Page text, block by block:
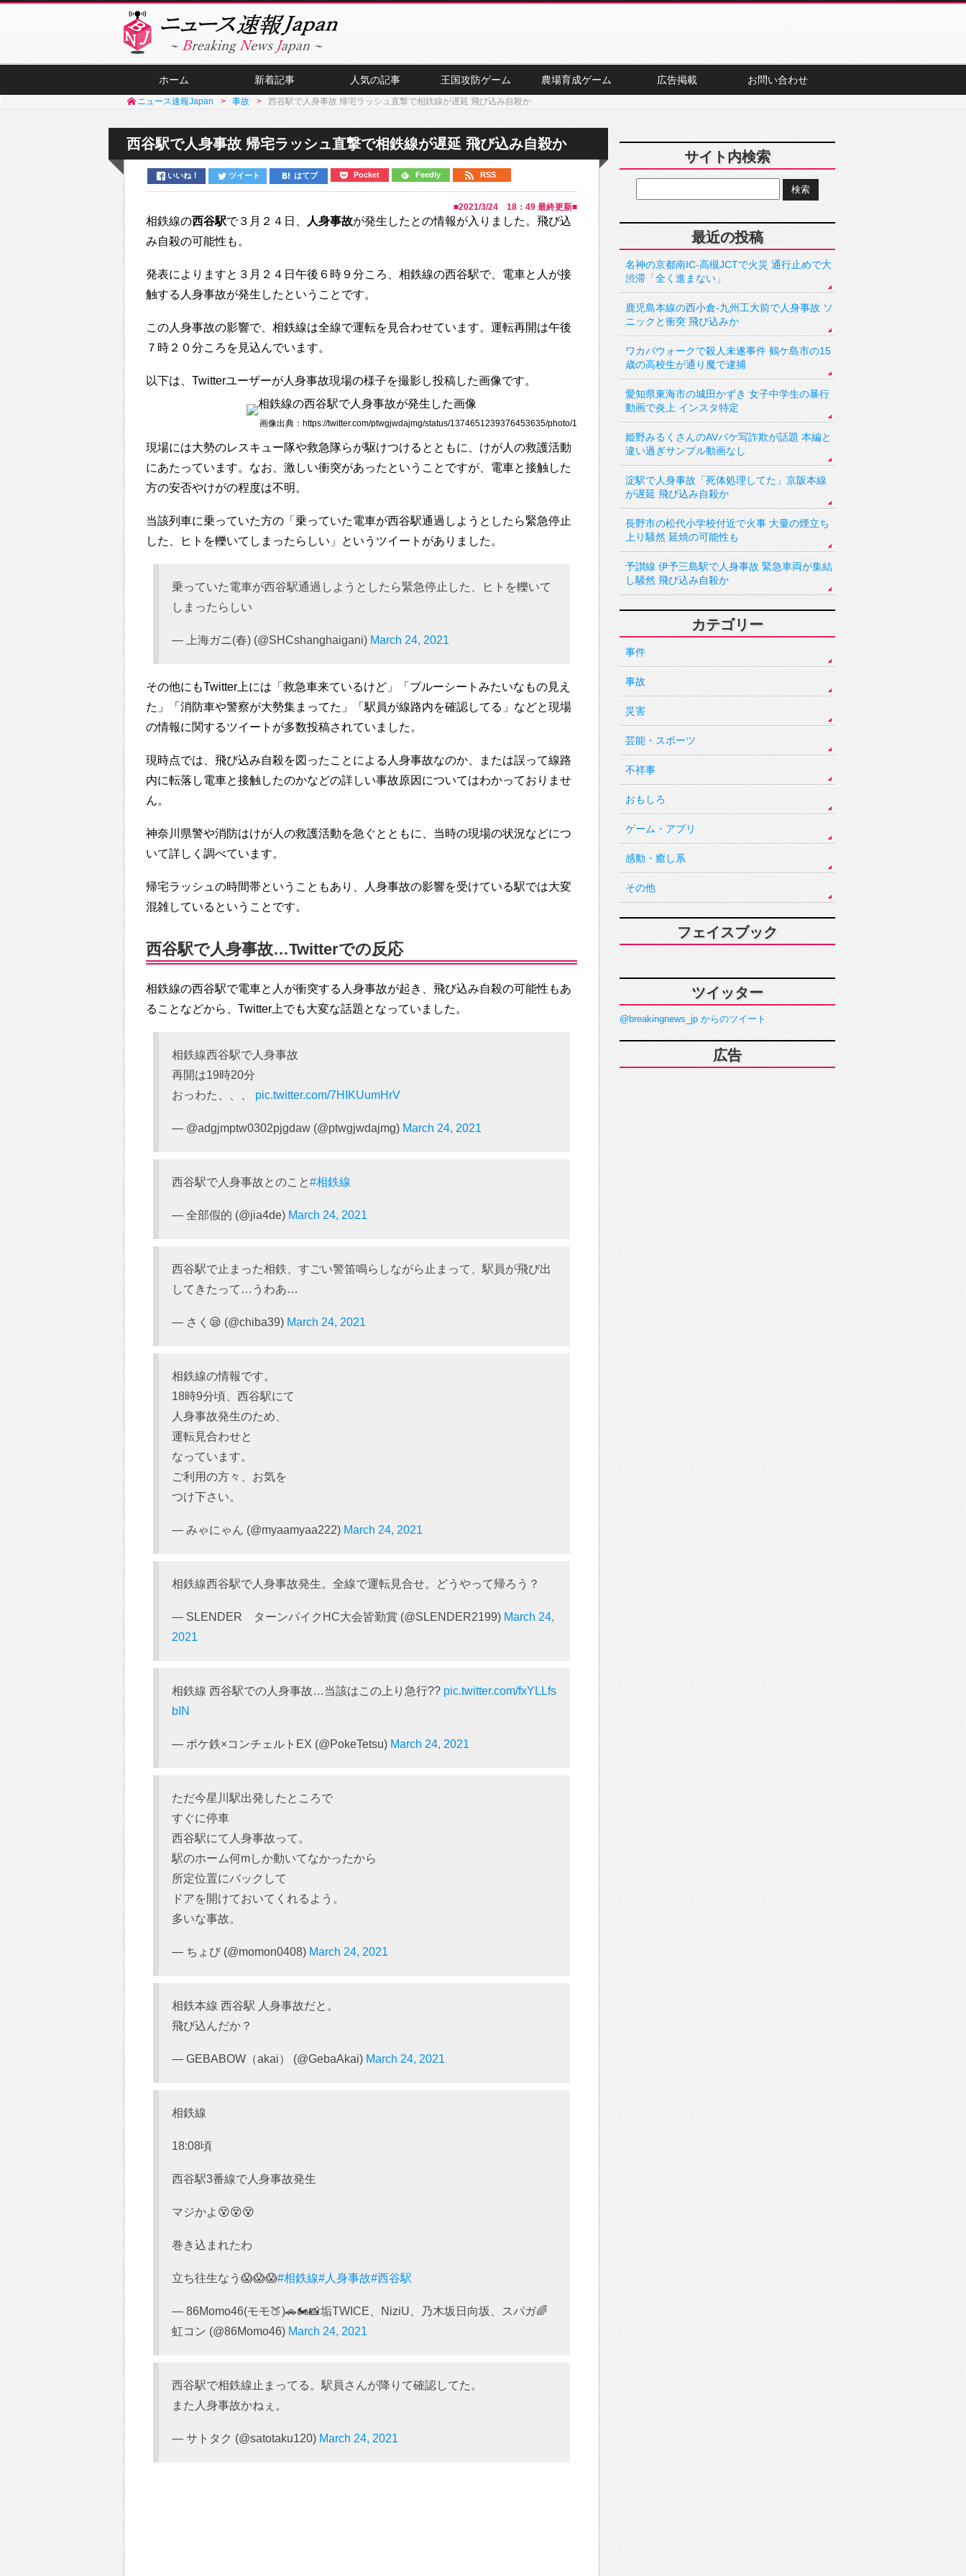
ホーム 新着記事 人気の記事 王国攻防ゲーム 農場育成ゲーム 広告掲載 お問い合わせ
ニュース速報Japan 事故 西谷駅で人身事故 帰宅ラッシュ直撃で相鉄線が遅延 飛び込み自殺か
西谷駅で人身事故 帰宅ラッシュ直撃で相鉄線が遅延 飛び込み自殺か
いいね！ ツイート はてブ Pocket Feedly RSS
■2021/3/24 18：49 最終更新■
相鉄線の西谷駅で３月２４日、 人身事故が発生したとの情報が入りました。飛び込
み自殺の可能性も。
発表によりますと３月２４日午後６時９分ころ、相鉄線の西谷駅で、電車と人が接
触する人身事故が発生したということです。
この人身事故の影響で、相鉄線は全線で運転を見合わせています。運転再開は午後
７時２０分ころを見込んでいます。
以下は、Twitterユーザーが人身事故現場の様子を撮影し投稿した画像です。
画像出典：https://twitter.com/ptwgjwdajmg/status/1374651239376453635/photo/1
現場には大勢のレスキュー隊や救急隊らが駆けつけるとともに、けが人の救護活動
にあたっています。なお、激しい衝突があったということですが、電車と接触した
方の安否やけがの程度は不明。
当該列車に乗っていた方の「乗っていた電車が西谷駅通過しようとしたら緊急停止
した、ヒトを轢いてしまったらしい」というツイートがありました。
乗っていた電車が西谷駅通過しようとしたら緊急停止した、ヒトを轢いて
しまったらしい
— 上海ガニ(春) (@SHCshanghaigani) March 24, 2021
その他にもTwitter上には「救急車来ているけど」「ブルーシートみたいなもの見え
た」「消防車や警察が大勢集まってた」「駅員が線路内を確認してる」などと現場
の情報に関するツイートが多数投稿されていました。
現時点では、飛び込み自殺を図ったことによる人身事故なのか、または誤って線路
内に転落し電車と接触したのかなどの詳しい事故原因についてはわかっておりませ
ん。
神奈川県警や消防はけが人の救護活動を急ぐとともに、当時の現場の状況などにつ
いて詳しく調べています。
帰宅ラッシュの時間帯ということもあり、人身事故の影響を受けている駅では大変
混雑しているということです。
西谷駅で人身事故…Twitterでの反応
相鉄線の西谷駅で電車と人が衝突する人身事故が起き、飛び込み自殺の可能性もあ
ることなどから、Twitter上でも大変な話題となっていました。
相鉄線西谷駅で人身事故
再開は19時20分
おっわた、、、 pic.twitter.com/7HIKUumHrV
— @adgjmptw0302pjgdaw (@ptwgjwdajmg) March 24, 2021
西谷駅で人身事故とのこと#相鉄線
— 全部假的 (@jia4de) March 24, 2021
西谷駅で止まった相鉄、すごい警笛鳴らしながら止まって、駅員が飛び出
してきたって…うわあ…
— さく😪 (@chiba39) March 24, 2021
相鉄線の情報です。
18時9分頃、西谷駅にて
人身事故発生のため、
運転見合わせと
なっています。
ご利用の方々、お気を
つけ下さい。
— みゃにゃん (@myaamyaa222) March 24, 2021
相鉄線西谷駅で人身事故発生。全線で運転見合せ。どうやって帰ろう？
— SLENDER ターンパイクHC大会皆勤賞 (@SLENDER2199) March 24,
2021
相鉄線 西谷駅での人身事故…当該はこの上り急行?? pic.twitter.com/fxYLLfs
bIN
— ポケ鉄×コンチェルトEX (@PokeTetsu) March 24, 2021
ただ今星川駅出発したところで
すぐに停車
西谷駅にて人身事故って。
駅のホーム何mしか動いてなかったから
所定位置にバックして
ドアを開けておいてくれるよう。
多いな事故。
— ちょび (@momon0408) March 24, 2021
相鉄本線 西谷駅 人身事故だと。
飛び込んだか？
— GEBABOW（akai） (@GebaAkai) March 24, 2021
相鉄線
18:08頃
西谷駅3番線で人身事故発生
マジかよ😵😵😵
巻き込まれたわ
立ち往生なう😱😱😱#相鉄線#人身事故#西谷駅
— 86Momo46(モモ🍑)🚗🏍️📸垢TWICE、NiziU、乃木坂日向坂、スパガ🌈
虹コン (@86Momo46) March 24, 2021
西谷駅で相鉄線止まってる。駅員さんが降りて確認してた。
また人身事故かねぇ。
— サトタク (@satotaku120) March 24, 2021
サイト内検索
最近の投稿
名神の京都南IC-高槻JCTで火災 通行止めで大
渋滞「全く進まない」
鹿児島本線の西小倉-九州工大前で人身事故 ソ
ニックと衝突 飛び込みか
ワカバウォークで殺人未遂事件 鶴ケ島市の15
歳の高校生が通り魔で逮捕
愛知県東海市の城田かずき 女子中学生の暴行
動画で炎上 インスタ特定
姫野みるくさんのAVパケ写詐欺が話題 本編と
違い過ぎサンプル動画なし
淀駅で人身事故「死体処理してた」京阪本線
が遅延 飛び込み自殺か
長野市の松代小学校付近で火事 大量の煙立ち
上り騒然 延焼の可能性も
予讃線 伊予三島駅で人身事故 緊急車両が集結
し騒然 飛び込み自殺か
カテゴリー
事件
事故
災害
芸能・スポーツ
不祥事
おもしろ
ゲーム・アプリ
感動・癒し系
その他
フェイスブック
ツイッター
@breakingnews_jp からのツイート
広告